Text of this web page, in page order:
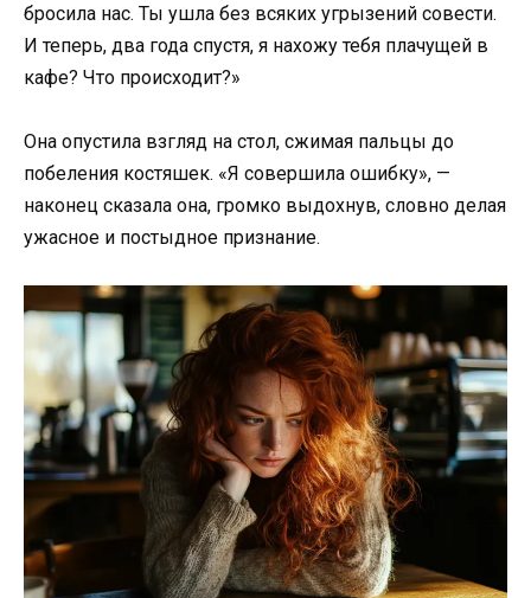
бросила нас. Ты ушла без всяких угрызений совести.
И теперь, два года спустя, я нахожу тебя плачущей в
кафе? Что происходит?»
Она опустила взгляд на стол, сжимая пальцы до
побеления костяшек. «Я совершила ошибку», —
наконец сказала она, громко выдохнув, словно делая
ужасное и постыдное признание.